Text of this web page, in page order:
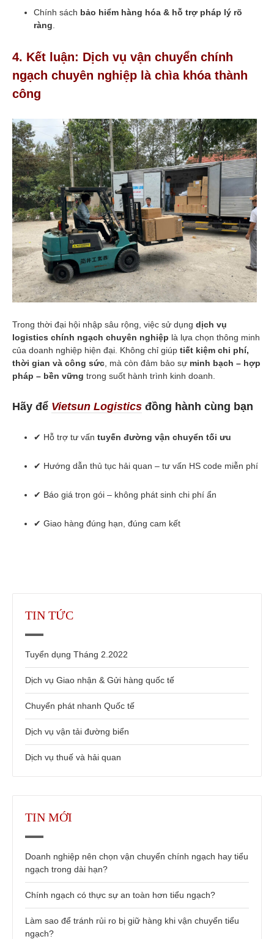
Chính sách bảo hiểm hàng hóa & hỗ trợ pháp lý rõ
ràng
4. Kết luận: Dịch vụ vận chuyển chính
ngạch chuyên nghiệp là chìa khóa thành
công
Trong thời đại hội nhập sâu rộng, việc sử dụng dịch vụ
logistics chính ngạch chuyên nghiệp là lựa chọn thông minh
của doanh nghiệp hiện đại. Không chỉ giúp tiết kiệm chi phí,
thời gian và công sức , mà còn đảm bảo sự minh bạch – hợp
pháp – bền vững trong suốt hành trình kinh doanh.
Hãy để Vietsun Logistics đồng hành cùng bạn
✔ Hỗ trợ tư vấn tuyến đường vận chuyển tối ưu
✔ Hướng dẫn thủ tục hải quan – tư vấn HS code miễn phí
✔ Báo giá trọn gói – không phát sinh chi phí ẩn
✔ Giao hàng đúng hạn, đúng cam kết
TIN TỨC
Tuyển dụng Tháng 2.2022
Dịch vụ Giao nhận & Gửi hàng quốc tế
Chuyển phát nhanh Quốc tế
Dịch vụ vận tải đường biển
Dịch vụ thuế và hải quan
TIN MỚI
Doanh nghiệp nên chọn vận chuyển chính ngạch hay tiểu
ngạch trong dài hạn?
Chính ngạch có thực sự an toàn hơn tiểu ngạch?
Làm sao để tránh rủi ro bị giữ hàng khi vận chuyển tiểu
ngạch?